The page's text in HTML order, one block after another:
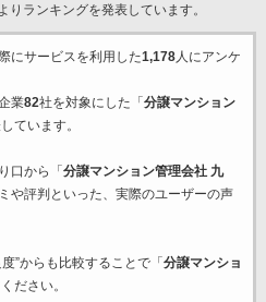
りランキングを発表しています。
にサービスを利用した1,178人にアンケ
業82社を対象にした「 分譲マンション
ています。
口から「 分譲マンション管理会社 九
や評判といった、実際のユーザーの声
”からも比較することで「 分譲マンショ
ださい。